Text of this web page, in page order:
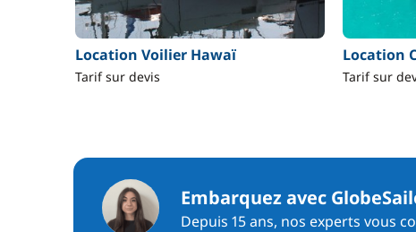
Location Voilier Hawaï
Tarif sur devis
Location
Tarif sur
Embarquez avec
Depuis 15 ans, nos experts vous